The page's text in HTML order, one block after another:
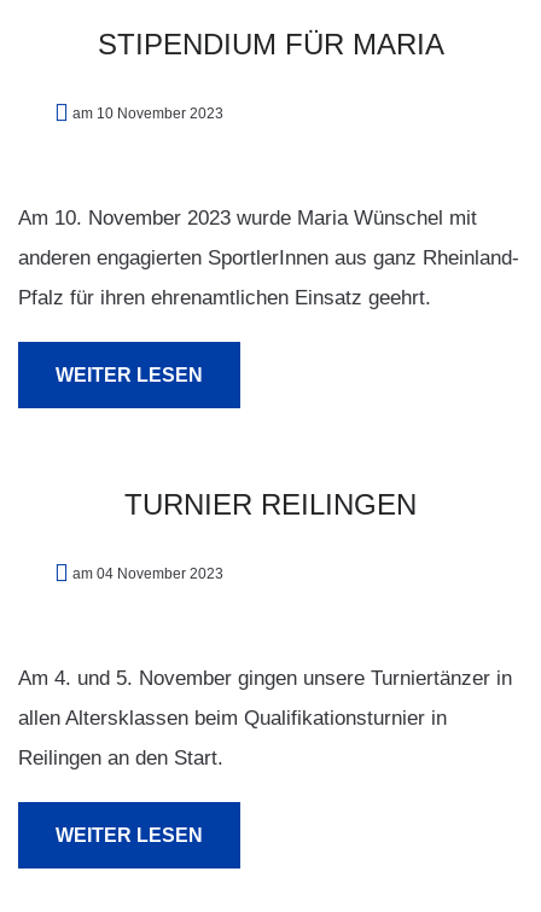
STIPENDIUM FÜR MARIA
am 10 November 2023
Am 10. November 2023 wurde Maria Wünschel mit
anderen engagierten SportlerInnen aus ganz Rheinland-
Pfalz für ihren ehrenamtlichen Einsatz geehrt.
WEITER LESEN
TURNIER REILINGEN
am 04 November 2023
Am 4. und 5. November gingen unsere Turniertänzer in
allen Altersklassen beim Qualifikationsturnier in
Reilingen an den Start.
WEITER LESEN